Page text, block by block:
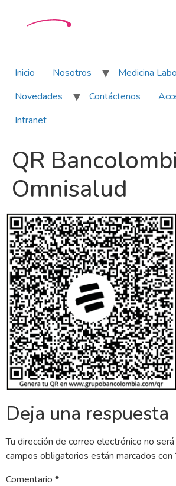
Inicio Nosotros
Medicina
Novedades
Contáctenos
Intranet
QR
Omnisalud
Deja una respuesta
Tu dirección de correo electrónico no
campos obligatorios están marcados con
Comentario *